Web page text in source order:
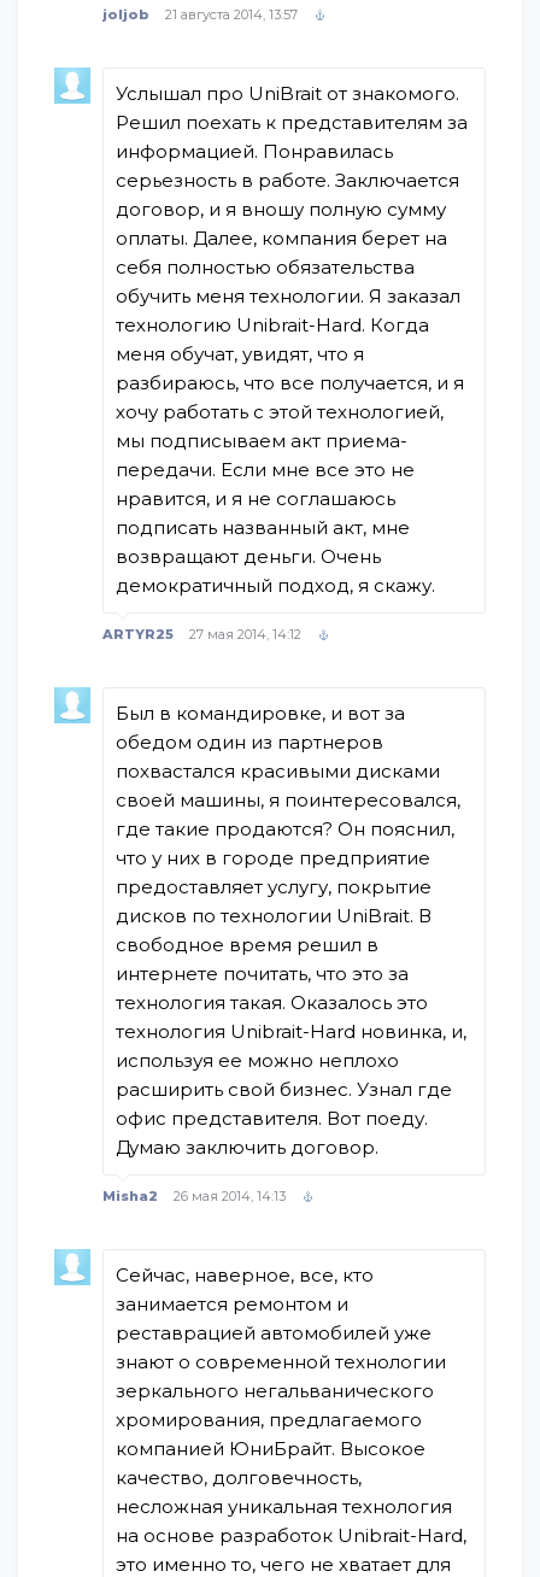
joljob 21 августа 2014, 13:57
Услышал про UniBrait от знакомого.
Решил поехать к представителям за
информацией. Понравилась
серьезность в работе. Заключается
договор, и я вношу полную сумму
оплаты. Далее, компания берет на
себя полностью обязательства
обучить меня технологии. Я заказал
технологию Unibrait-Hard. Когда
меня обучат, увидят, что я
разбираюсь, что все получается, и я
хочу работать с этой технологией,
мы подписываем акт приема-
передачи. Если мне все это не
нравится, и я не соглашаюсь
подписать названный акт, мне
возвращают деньги. Очень
демократичный подход, я скажу.
ARTYR25 27 мая 2014, 14:12
Был в командировке, и вот за
обедом один из партнеров
похвастался красивыми дисками
своей машины, я поинтересовался,
где такие продаются? Он пояснил,
что у них в городе предприятие
предоставляет услугу, покрытие
дисков по технологии UniBrait. В
свободное время решил в
интернете почитать, что это за
технология такая. Оказалось это
технология Unibrait-Hard новинка, и,
используя ее можно неплохо
расширить свой бизнес. Узнал где
офис представителя. Вот поеду.
Думаю заключить договор.
Misha2 26 мая 2014, 14:13
Сейчас, наверное, все, кто
занимается ремонтом и
реставрацией автомобилей уже
знают о современной технологии
зеркального негальванического
хромирования, предлагаемого
компанией ЮниБрайт. Высокое
качество, долговечность,
несложная уникальная технология
на основе разработок Unibrait-Hard,
это именно то, чего не хватает для